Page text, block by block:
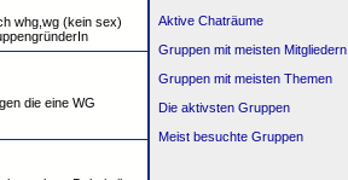
whg,wg (kein sex)
die eine WG
Aktive Chaträume
Gruppen mit meisten Mitgliedern
Gruppen mit meisten Themen
Die aktivsten Gruppen
Meist besuchte Gruppen